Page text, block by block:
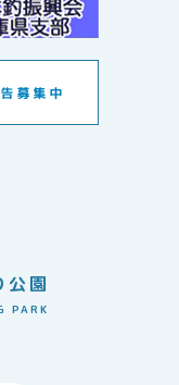
公園
PARK